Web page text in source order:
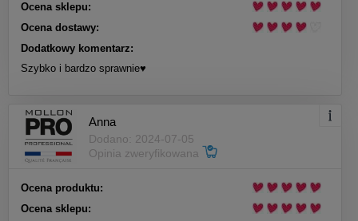
Ocena sklepu:
Ocena dostawy:
Dodatkowy komentarz:
Szybko i bardzo sprawnie♥️
Anna
Dodano: 2024-07-05
Opinia zweryfikowana
Ocena produktu:
Ocena sklepu: